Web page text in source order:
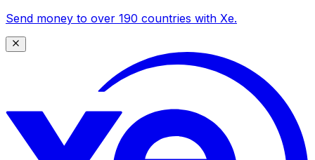
Send money to over 190 countries with Xe.